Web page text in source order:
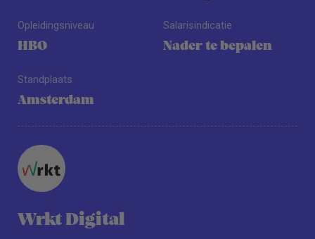
Opleidingsniveau
HBO
Standplaats
Amsterdam
Salarisindicatie
Nader te bepalen
Wrkt Digital